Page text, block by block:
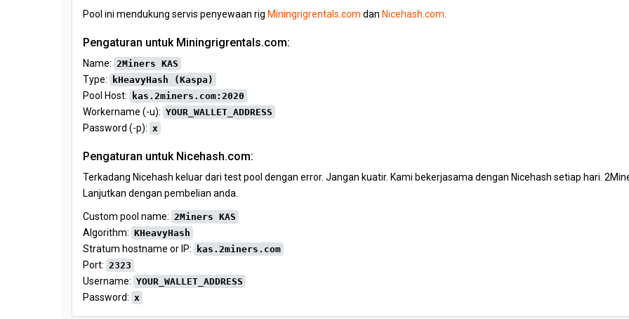
Pool ini mendukung servis penyewaan rig Miningrigrentals.com dan Nicehash.com
Pengaturan untuk Miningrigrentals.com:
Name: 2Miners KAS
Type: kHeavyHash (Kaspa)
Pool Host: kas.2miners.com:2020
Workername (-u): YOUR_WALLET_ADDRESS
Password (-p): x
Pengaturan untuk Nicehash.com:
Terkadang Nicehash keluar dari test pool dengan error. Jangan kuatir. Kami bekerjasama dengan Nicehash setiap hari.
Lanjutkan dengan pembelian anda.
Custom pool name: 2Miners KAS
Algorithm: KHeavyHash
Stratum hostname or IP: kas.2miners.com
Port: 2323
Username: YOUR_WALLET_ADDRESS
Password: x